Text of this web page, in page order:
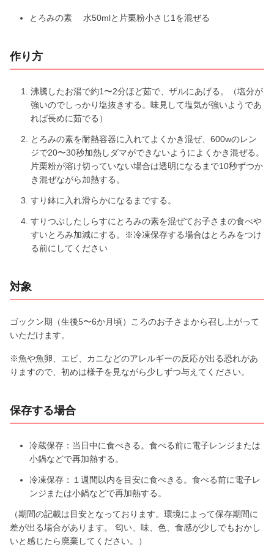
とろみの素 水50mlと片栗粉小さじ1を混ぜる
作り方
沸騰したお湯で約1〜2分ほど茹で、ザルにあげる。（塩分が
強いのでしっかり塩抜きする。味見して塩気が強いようであ
れば長めに茹でる）
とろみの素を耐熱容器に入れてよくかき混ぜ、600wのレン
ジで20〜30秒加熱しダマができないようによくかき混ぜる。
片栗粉が溶け切っていない場合は透明になるまで10秒ずつか
き混ぜながら加熱する。
すり鉢に入れ滑らかになるまでする。
すりつぶしたしらすにとろみの素を混ぜてお子さまの食べや
すいとろみ加減にする。※冷凍保存する場合はとろみをつけ
る前にしてください
対象
ゴックン期（生後5〜6か月頃）ころのお子さまから召し上がって
いただけます。
※魚や魚卵、エビ、カニなどのアレルギーの反応が出る恐れがあ
りますので、初めは様子を見ながら少しずつ与えてください。
保存する場合
冷蔵保存：当日中に食べきる。食べる前に電子レンジまたは
小鍋などで再加熱する。
冷凍保存：１週間以内を目安に食べきる。食べる前に電子レ
ンジまたは小鍋などで再加熱する。
（期間の記載は目安となっております。環境によって保存期間に
差が出る場合があります。 匂い、味、色、食感が少しでもおかし
いと感じたら廃棄してください。）